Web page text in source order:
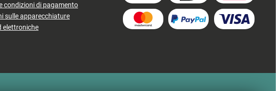
condizioni di pagamento
sulle apparecchiature
elettroniche